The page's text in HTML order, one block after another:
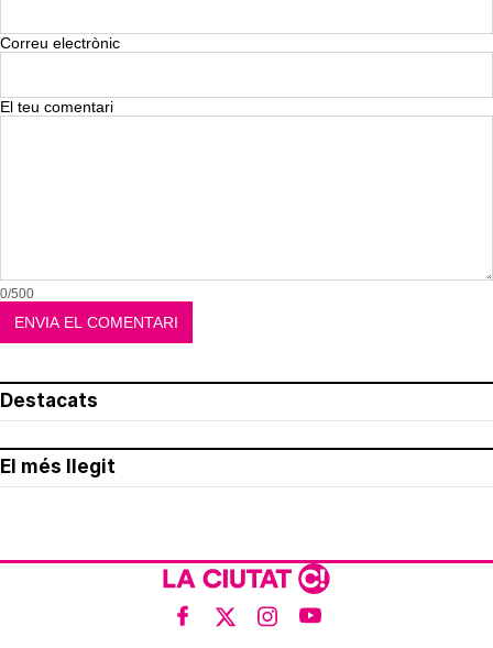
Correu electrònic
El teu comentari
0/500
Destacats
El més llegit